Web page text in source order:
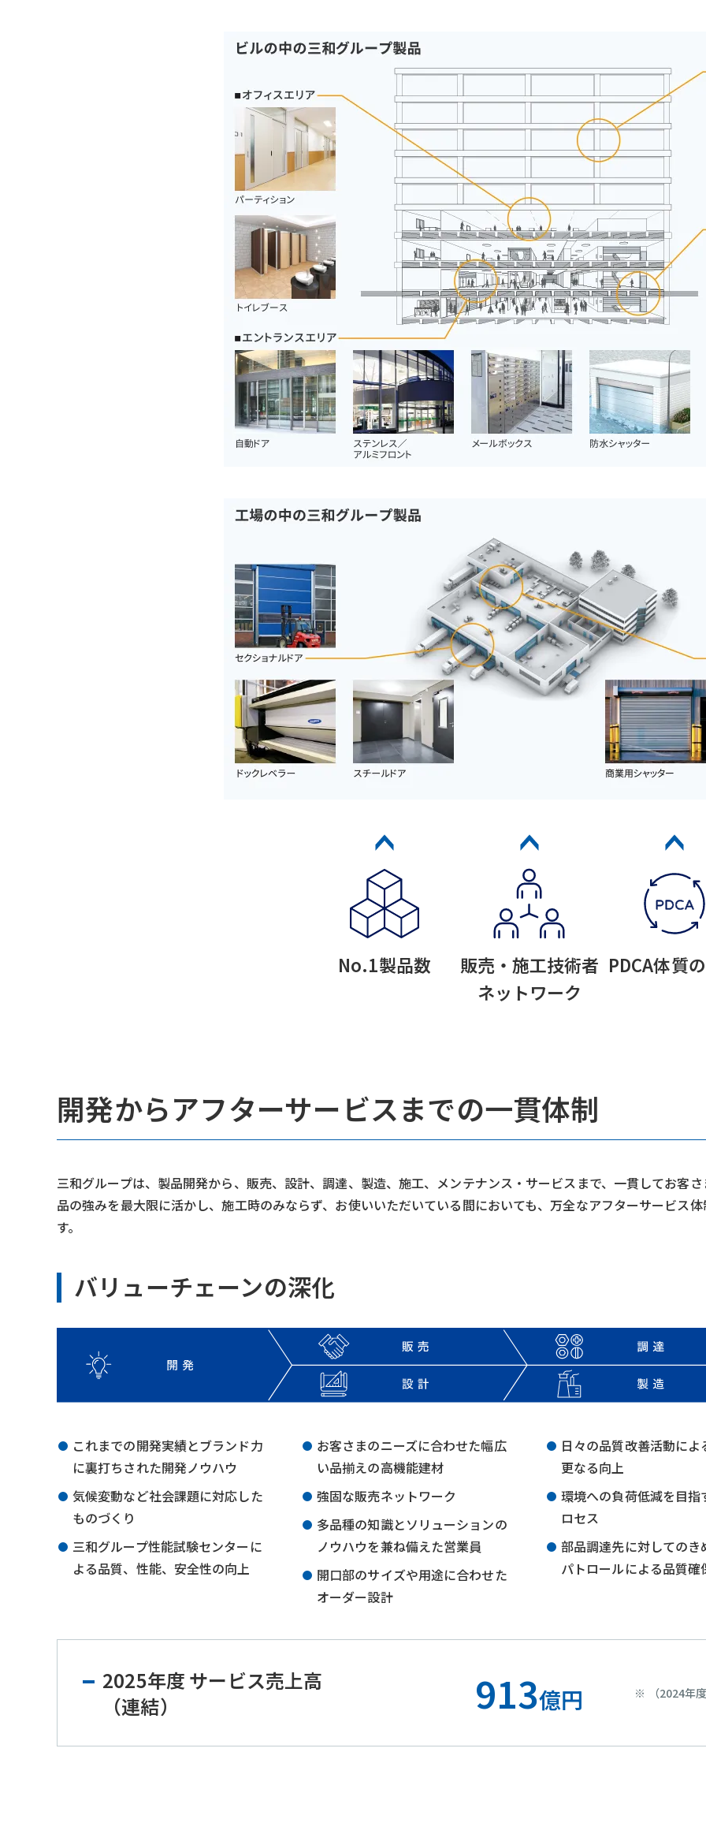
No.1製品数
販売・施工技術者
ネットワーク
PDCA体質
開発からアフターサービスまでの一貫体制
三和グループは、製品開発から、販売、設計、調達、製造、施工、メンテナンス・サービスまで、一貫してお客
品の強みを最大限に活かし、施工時のみならず、お使いいただいている間においても、万全なアフターサービス
す。
バリューチェーンの深化
これまでの開発実績とブランド力
に裏打ちされた開発ノウハウ
気候変動など社会課題に対応した
ものづくり
三和グループ性能試験センターに
よる品質、性能、安全性の向上
お客さまのニーズに合わせた幅広
い品揃えの高機能建材
強固な販売ネットワーク
多品種の知識とソリューションの
ノウハウを兼ね備えた営業員
開口部のサイズや用途に合わせた
オーダー設計
日々の品質改善活動によ
更なる向上
環境への負荷低減を目指
ロセス
部品調達先に対してのき
パトロールによる品質確
2025年度 サービス売上高
（連結）
913億円 （2024年